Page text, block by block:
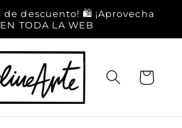
de descuento! 🛍️ ¡Aprovecha
TODA LA WEB
Carrito